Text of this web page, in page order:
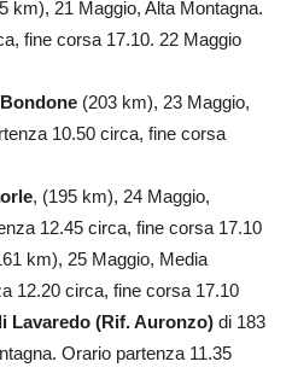
km), 21 Maggio, Alta Montagna.
fine corsa 17.10. 22 Maggio
(203 km), 23 Maggio,
10.50 circa, fine corsa
, (195 km), 24 Maggio,
12.45 circa, fine corsa 17.10
km), 25 Maggio, Media
12.20 circa, fine corsa 17.10
Lavaredo (Rif. Auronzo) di 183
Orario partenza 11.35